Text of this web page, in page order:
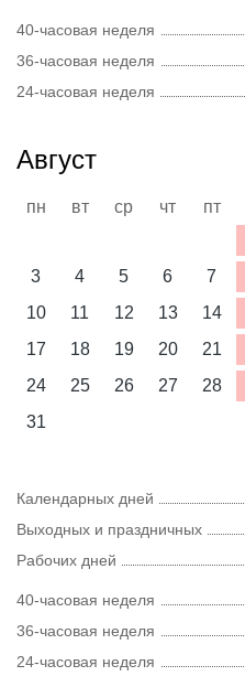
40-часовая неделя
36-часовая неделя
24-часовая неделя
Август
пн вт ср чт пт
3
4 5 6 7
10
11 12 13 14
17
18 19 20 21
24
25 26 27 28
31
Календарных дней
Выходных и праздничных
Рабочих дней
40-часовая неделя
36-часовая неделя
24-часовая неделя